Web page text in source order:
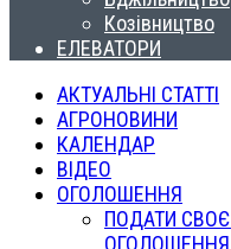
Козівництво
ЕЛЕВАТОРИ
АКТУАЛЬНІ СТАТТІ
АГРОНОВИНИ
КАЛЕНДАР
ВІДЕО
ОГОЛОШЕННЯ
ПОДАТИ СВОЄ
ОГОЛОШЕННЯ